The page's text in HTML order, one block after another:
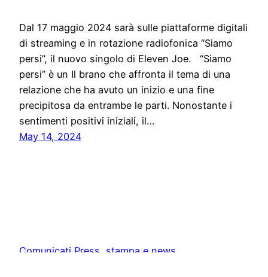
Dal 17 maggio 2024 sarà sulle piattaforme digitali
di streaming e in rotazione radiofonica “Siamo
persi”, il nuovo singolo di Eleven Joe. “Siamo
persi” è un Il brano che affronta il tema di una
relazione che ha avuto un inizio e una fine
precipitosa da entrambe le parti. Nonostante i
sentimenti positivi iniziali, il…
May 14, 2024
Comunicati Press, stampa e news